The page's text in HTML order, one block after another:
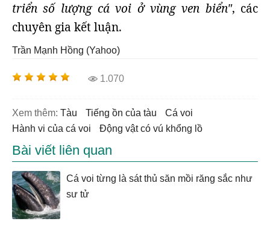
triển số lượng cá voi ở vùng ven biển", các
chuyên gia kết luận.
Trần Mạnh Hồng (Yahoo)
1.070
Xem thêm: tàu tiếng ồn của tàu
cá voi
hành vi của cá voi
động vật có vú khổng lồ
Bài viết liên quan
Cá voi từng là sát thủ săn mồi răng sắc như
sư tử